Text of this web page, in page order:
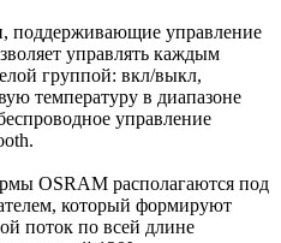
поддерживающие управление
управлять каждым
группой: вкл/выкл,
температуру в диапазоне
управление
OSRAM располагаются под
который формируют
поток по всей длине